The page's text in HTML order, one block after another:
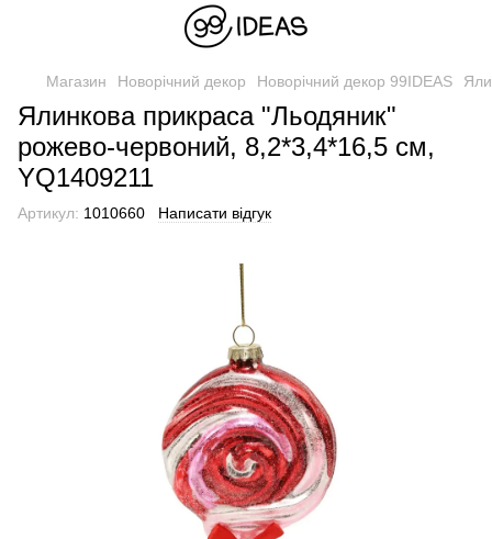
Магазин Новорічний декор Новорічний декор 99IDEAS
Ялинкова прикраса "Льодяник"
рожево-червоний, 8,2*3,4*16,5 см,
YQ1409211
Артикул: 1010660 Написати відгук